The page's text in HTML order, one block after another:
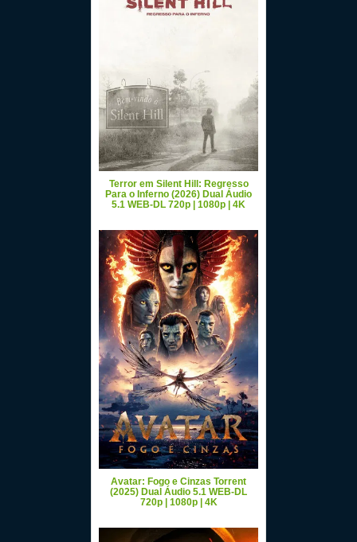
Terror em Silent Hill: Regresso
Para o Inferno (2026) Dual Áudio
5.1 WEB-DL 720p | 1080p | 4K
Avatar: Fogo e Cinzas Torrent
(2025) Dual Áudio 5.1 WEB-DL
720p | 1080p | 4K